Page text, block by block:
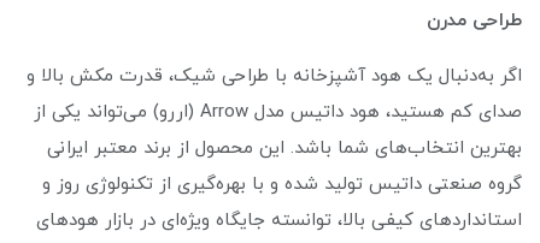
طراحی مدرن
اگر به‌دنبال یک هود آشپزخانه با طراحی شیک، قدرت مکش بالا و
صدای کم هستید، هود داتیس مدل Arrow (اررو) می‌تواند یکی از
بهترین انتخاب‌های شما باشد. این محصول از برند معتبر ایرانی
گروه صنعتی داتیس تولید شده و با بهره‌گیری از تکنولوژی روز و
استانداردهای کیفی بالا، توانسته جایگاه ویژه‌ای در بازار هودهای